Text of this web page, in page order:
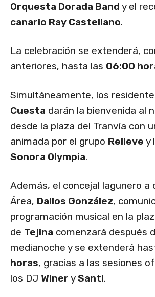
Orquesta Dorada Band y el
canario Ray Castellano.
La celebración se extenderá,
anteriores, hasta las 06:00
Simultáneamente, los
Cuesta darán la bienvenida al
desde la plaza del Tranvía con
animada por el grupo Relieve y
Sonora Olympia.
Además, el concejal lagunero a
Área, Dailos González,
programación musical en la
de Tejina comenzará después
medianoche y se extenderá
horas, gracias a las sesiones
los DJ Winer ySanti.